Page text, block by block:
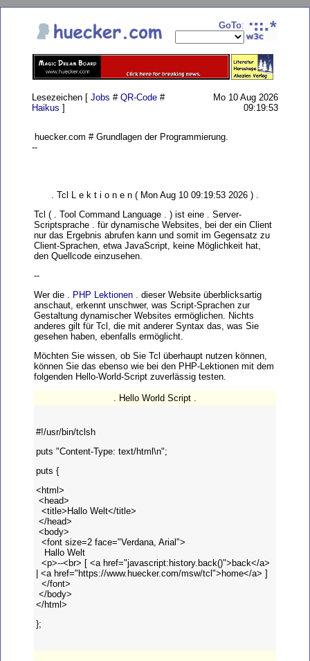
GoTo:
Lesezeichen [ Jobs # QR-Code #
Haikus ]
Mo 10 Aug 2026
09:19:53
huecker.com # Grundlagen der Programmierung.
--
. Tcl L e k t i o n e n ( Mon Aug 10 09:19:53 2026 ) .
Tcl ( . Tool Command Language . ) ist eine . Server-
Scriptsprache . für dynamische Websites, bei der ein Client
nur das Ergebnis abrufen kann und somit im Gegensatz zu
Client-Sprachen, etwa JavaScript, keine Möglichkeit hat,
den Quellcode einzusehen.
--
Wer die . PHP Lektionen . dieser Website überblicksartig
anschaut, erkennt unschwer, was Script-Sprachen zur
Gestaltung dynamischer Websites ermöglichen. Nichts
anderes gilt für Tcl, die mit anderer Syntax das, was Sie
gesehen haben, ebenfalls ermöglicht.
Möchten Sie wissen, ob Sie Tcl überhaupt nutzen können,
können Sie das ebenso wie bei den PHP-Lektionen mit dem
folgenden Hello-World-Script zuverlässig testen.
. Hello World Script .
#!/usr/bin/tclsh
puts "Content-Type: text/html\n";
puts {
<html>
<head>
<title>Hallo Welt</title>
</head>
<body>
<font size=2 face="Verdana, Arial">
Hallo Welt
<p>--<br> [ <a href="javascript:history.back()">back</a>
| <a href="https://www.huecker.com/msw/tcl">home</a> ]
</font>
</body>
</html>
};